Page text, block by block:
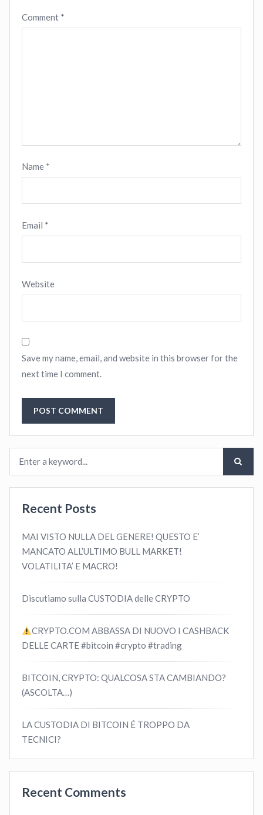
Comment *
Name *
Email *
Website
Save my name, email, and website in this browser for the
next time I comment.
Recent Posts
MAI VISTO NULLA DEL GENERE! QUESTO E’
MANCATO ALL’ULTIMO BULL MARKET!
VOLATILITA’ E MACRO!
Discutiamo sulla CUSTODIA delle CRYPTO
CRYPTO.COM ABBASSA DI NUOVO I CASHBACK
DELLE CARTE #bitcoin #crypto #trading
BITCOIN, CRYPTO: QUALCOSA STA CAMBIANDO?
(ASCOLTA…)
LA CUSTODIA DI BITCOIN É TROPPO DA
TECNICI?
Recent Comments